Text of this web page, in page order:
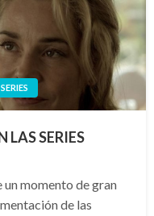
SERIES
LAS SERIES
momento de gran
de las